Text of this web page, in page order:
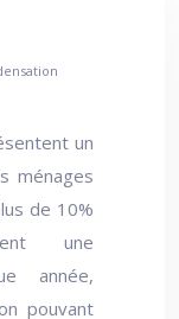
un
ménages
de 10%
une
année,
pouvant